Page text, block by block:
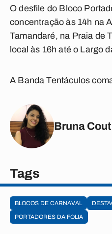
O desfile do Bloco
concentração às 14h na
Tamandaré, na Praia de
local às 16h até o Largo
A Banda Tentáculos
Bruna
Tags
BLOCOS DE CARNAVAL
PORTADORES DA FOLIA